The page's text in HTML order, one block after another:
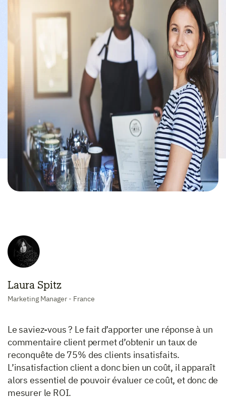
Laura Spitz
Marketing Manager - France
Le saviez-vous ? Le fait d’apporter une réponse à un
commentaire client permet d’obtenir un taux de
reconquête de 75% des clients insatisfaits.
L’insatisfaction client a donc bien un coût, il apparaît
alors essentiel de pouvoir évaluer ce coût, et donc de
mesurer le ROI.